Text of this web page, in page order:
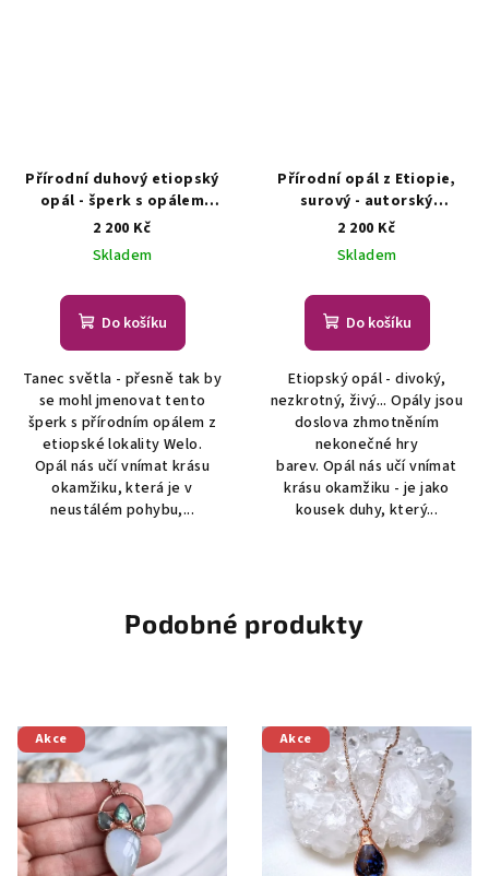
Přírodní duhový etiopský
opál - šperk s opálem
AUTORSKÁ TVORBA ŠPERKŮ
Z MINERÁLŮ
2 200 Kč
Skladem
Do košíku
Tanec světla - přesně tak by
se mohl jmenovat tento
šperk s přírodním opálem z
etiopské lokality Welo.
Opál nás učí vnímat krásu
okamžiku, která je v
neustálém pohybu,...
Přírodní opál z Etiopie,
surový - autorský
šperk/náhrdelník
PŘÍRODNÍMI KRYSTALY
2 200 Kč
Skladem
Do košíku
Etiopský opál - divoký,
nezkrotný, živý... Opály jsou
doslova zhmotněním
nekonečné hry
barev. Opál nás učí vnímat
krásu okamžiku - je jako
kousek duhy, který...
Podobné produkty
Akce Akce